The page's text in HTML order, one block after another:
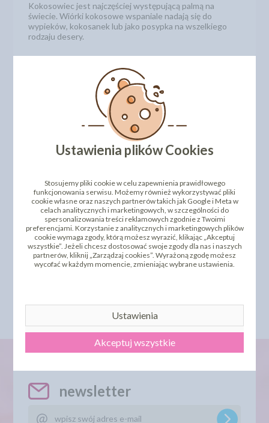
Kokosowiec jest najczęściej występującą palmą na
świecie. Wiórki kokosowe wspaniale nadają się do
wypieków, kokosanek lub jako posypka na wszelkiego
rodzaju desery.
DODAJ SWOJĄ OPINIĘ
PRODUKTY PODOBNE
INNI KLIENCI KUPILI TEŻ
MAKAR - RODZYNKA
PREMIUM 100G
PŁATKI CZEKOLADOWE
BŁYSZCZĄCE - MIESZANE
60G
newsletter
Ustawienia plików Cookies
Stosujemy pliki cookie w celu zapewnienia prawidłowego
funkcjonowania serwisu. Możemy również wykorzystywać pliki
cookie własne oraz naszych partnerów takich jak Google i Meta w
celach analitycznych i marketingowych, w szczególności do
spersonalizowania treści reklamowych zgodnie z Twoimi
preferencjami. Korzystanie z analitycznych i marketingowych plików
cookie wymaga zgody, którą możesz wyrazić, klikając „Akceptuj
wszystkie”. Jeżeli chcesz dostosować swoje zgody dla nas i naszych
partnerów, kliknij „Zarządzaj cookies”. Wyrażoną zgodę możesz
wycofać w każdym momencie, zmieniając wybrane ustawienia.
Ustawienia
Akceptuj wszystkie